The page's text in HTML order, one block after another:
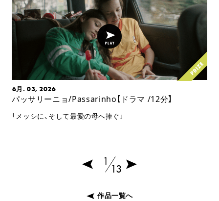
6月. 03, 2026
パッサリーニョ/Passarinho【ドラマ /12分】
「メッシに、そして最愛の母へ捧ぐ」
1
13
作品一覧へ